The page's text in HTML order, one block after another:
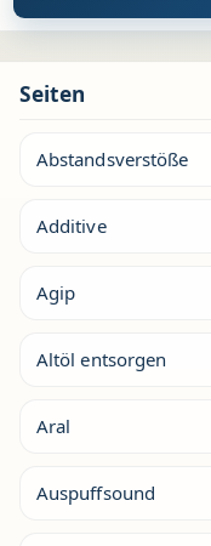
Seiten
Abstandsverstöße
Additive
Agip
Altöl entsorgen
Aral
Auspuffsound